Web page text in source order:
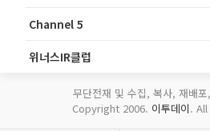
Channel 5
위너스IR클럽
무단전재 및 수집, 복사, 재배
Copyright 2006. 이투데이.